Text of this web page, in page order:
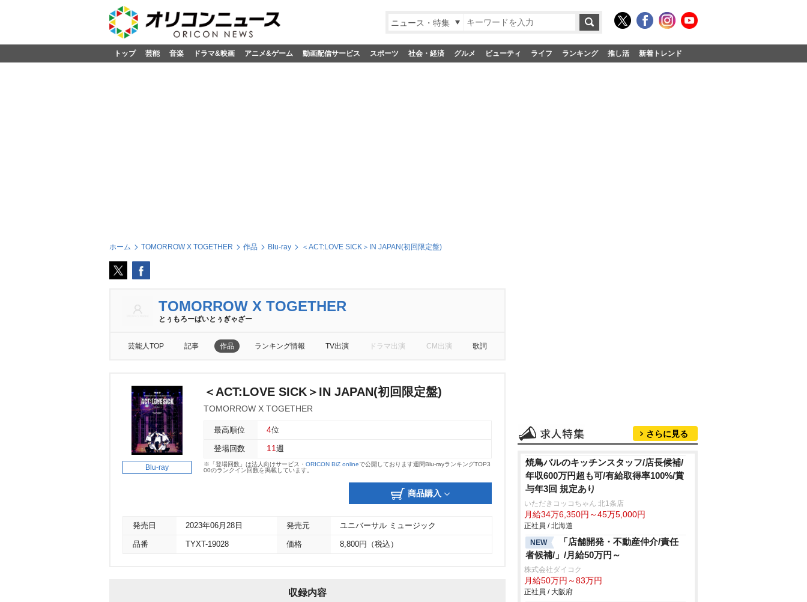
ニュース・特集
トップ 芸能 音楽 ドラマ&映画 アニメ&ゲーム 動画配信サービス スポーツ 社会・経済 グルメ ビューティ ライフ ランキング 推し活 新着トレンド
ホーム TOMORROW X TOGETHER 作品 Blu-ray ＜ACT:LOVE SICK＞IN JAPAN(初回限定盤)
TOMORROW X TOGETHER
とぅもろーばいとぅぎゃざー
芸能人TOP 記事 作品 ランキング情報 TV出演 ドラマ出演 CM出演 歌詞
Blu-ray
＜ACT:LOVE SICK＞IN JAPAN(初回限定盤)
TOMORROW X TOGETHER
最高順位 4位
登場回数 11 週
※「登場回数」は法人向けサービス・ ORICON BiZ onlineで公開しております週間Blu-rayランキングTOP3
00のランクイン回数を掲載しています。
商品購入
発売日 2023年06月28日 発売元 ユニバーサル ミュージック
品番 TYXT-19028 価格 8,800円（税込）
収録内容
さらに見る
焼鳥バルのキッチンスタッフ/店長候補/
年収600万円超も可/有給取得率100%/賞
与年3回 規定あり
いただきコッコちゃん 北1条店
月給34万6,350円～45万5,000円
正社員 / 北海道
NEW
「店舗開発・不動産仲介/責任
者候補/」/月給50万円～
株式会社ダイコク
月給50万円～83万円
正社員 / 大阪府